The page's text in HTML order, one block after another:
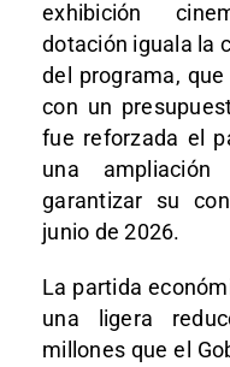
exhibición
dotación iguala la
del programa,
con un
fue reforzada el
una
garantizar su
junio de 2026.
La partida
una ligera
millones que el